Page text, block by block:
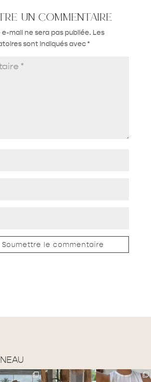
un commentaire
mail ne sera pas publiée. Les
sont indiqués avec*
Soumettre le commentaire